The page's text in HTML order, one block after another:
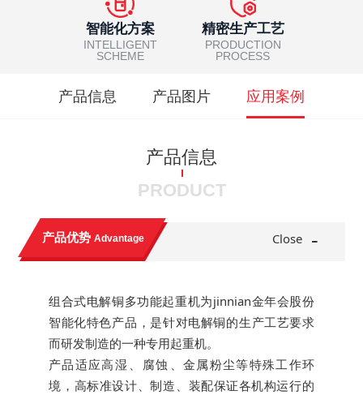
智能化方案
INTELLIGENT
SCHEME
精密生产工艺
PRODUCTION
PROCESS
产品信息 产品图片 应用案例
产品信息
PRODUCT
产品优势Advantage Close -
组合式电解铜多功能起重机为jinnian金年会股份
智能化特色产品，是针对电解铜的生产工艺要求
而研发制造的一种专用起重机。
产品适应高湿、腐蚀、金属粉尘等特殊工作环
境，高标准设计、制造、装配保证各机构运行的